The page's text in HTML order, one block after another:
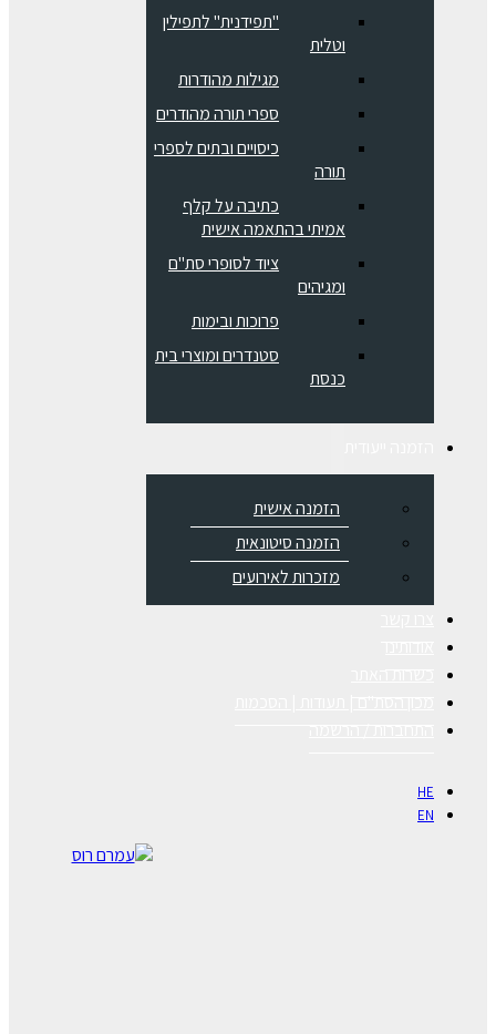
"תפידנית" לתפילין
וטלית
מגילות מהודרות
ספרי תורה מהודרים
כיסויים ובתים לספרי
תורה
כתיבה על קלף
אמיתי בהתאמה אישית
ציוד לסופרי סת"ם
ומגיהים
פרוכות ובימות
סטנדרים ומוצרי בית
כנסת
הזמנה אישית
הזמנה סיטונאית
מזכרות לאירועים
HE
EN